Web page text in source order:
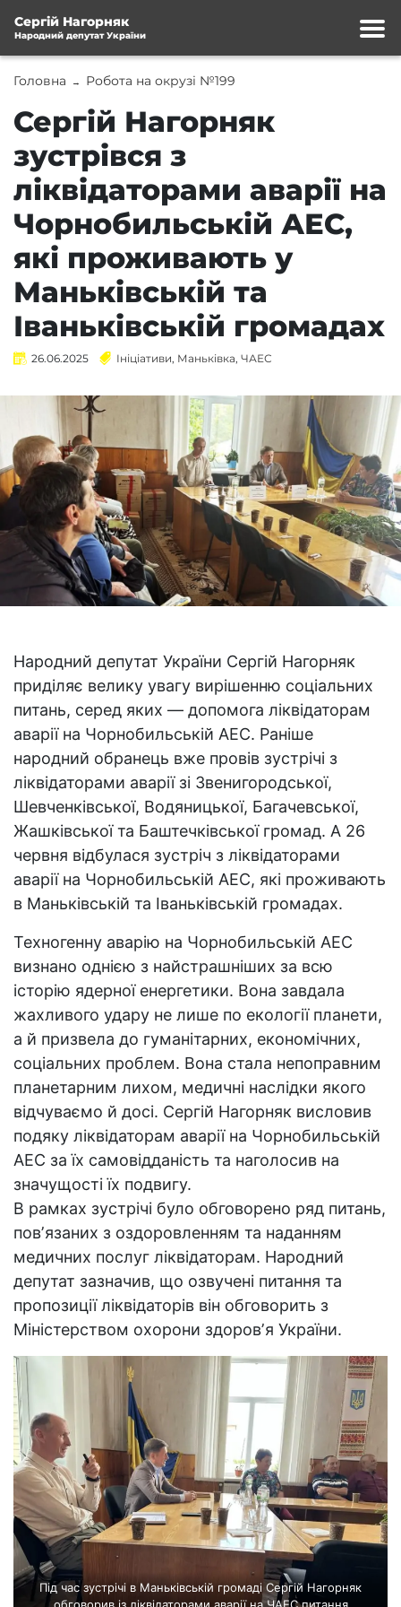
Сергій Нагорняк
Народний депутат України
Головна → Робота на окрузі №199
Сергій Нагорняк
зустрівся з
ліквідаторами аварії на
Чорнобильській АЕС,
які проживають у
Маньківській та
Іваньківській громадах
26.06.2025 Ініціативи, Маньківка, ЧАЕС
Народний депутат України Сергій Нагорняк
приділяє велику увагу вирішенню соціальних
питань, серед яких — допомога ліквідаторам
аварії на Чорнобильській АЕС. Раніше
народний обранець вже провів зустрічі з
ліквідаторами аварії зі Звенигородської,
Шевченківської, Водяницької, Багачевської,
Жашківської та Баштечківської громад. А 26
червня відбулася зустріч з ліквідаторами
аварії на Чорнобильській АЕС, які проживають
в Маньківській та Іваньківській громадах.
Техногенну аварію на Чорнобильській АЕС
визнано однією з найстрашніших за всю
історію ядерної енергетики. Вона завдала
жахливого удару не лише по екології планети,
а й призвела до гуманітарних, економічних,
соціальних проблем. Вона стала непоправним
планетарним лихом, медичні наслідки якого
відчуваємо й досі. Сергій Нагорняк висловив
подяку ліквідаторам аварії на Чорнобильській
АЕС за їх самовідданість та наголосив на
значущості їх подвигу.
В рамках зустрічі було обговорено ряд питань,
повʼязаних з оздоровленням та наданням
медичних послуг ліквідаторам. Народний
депутат зазначив, що озвучені питання та
пропозиції ліквідаторів він обговорить з
Міністерством охорони здоровʼя України.
Під час зустрічі в Маньківській громаді Сергій Нагорняк
обговорив із ліквідаторами аварії на ЧАЕС питання